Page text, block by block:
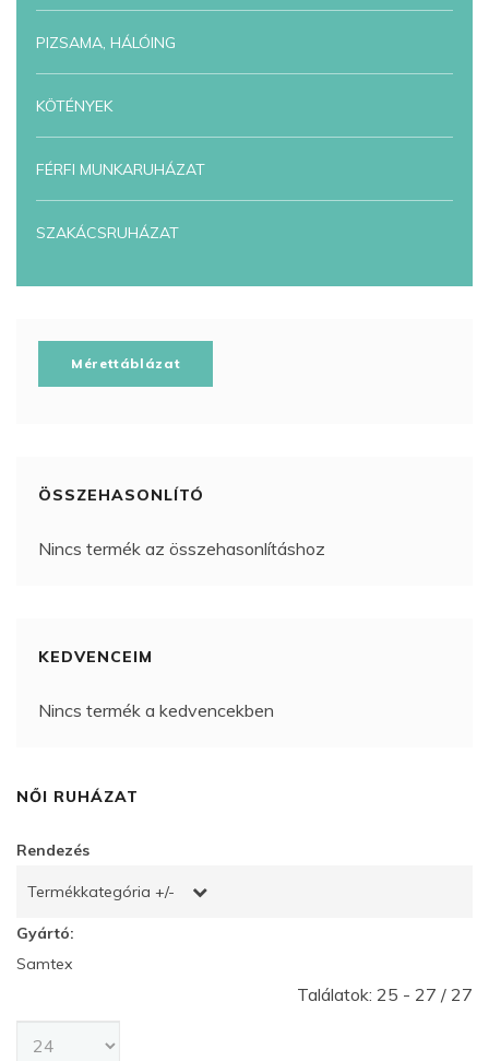
PIZSAMA, HÁLÓING
KÖTÉNYEK
FÉRFI MUNKARUHÁZAT
SZAKÁCSRUHÁZAT
Mérettáblázat
ÖSSZEHASONLÍTÓ
Nincs termék az összehasonlításhoz
KEDVENCEIM
Nincs termék a kedvencekben
NŐI RUHÁZAT
Rendezés
Termékkategória +/-
Gyártó:
Samtex
Találatok: 25 - 27 / 27